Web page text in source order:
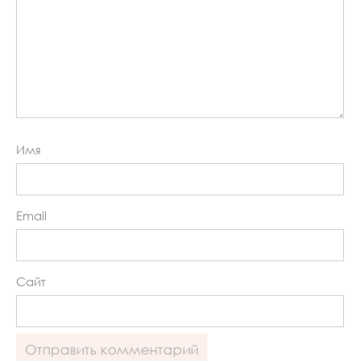
Имя
Email
Сайт